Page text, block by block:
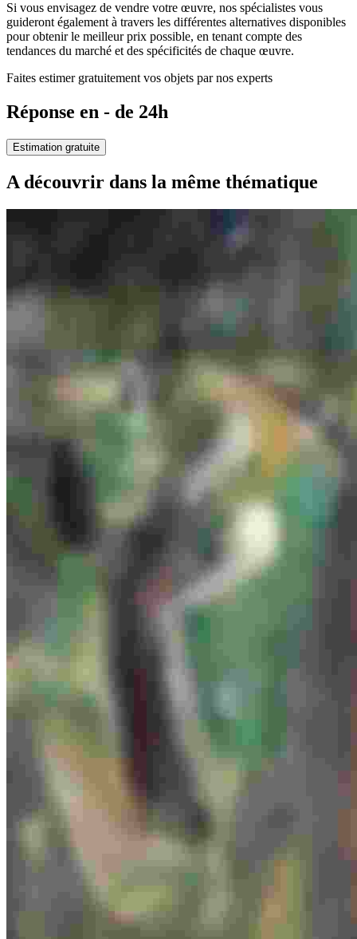
Si vous envisagez de vendre votre œuvre, nos spécialistes vous
guideront également à travers les différentes alternatives disponibles
pour obtenir le meilleur prix possible, en tenant compte des
tendances du marché et des spécificités de chaque œuvre.
Faites estimer gratuitement vos objets par nos experts
Réponse en - de 24h
Estimation gratuite
A découvrir dans la même thématique